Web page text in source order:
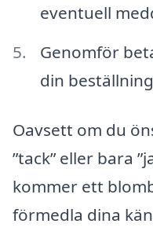
eventuell
Genomför
din
Oavsett om du
”tack” eller bara
kommer ett
förmedla dina